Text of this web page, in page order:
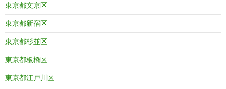
東京都文京区
東京都新宿区
東京都杉並区
東京都板橋区
東京都江戸川区